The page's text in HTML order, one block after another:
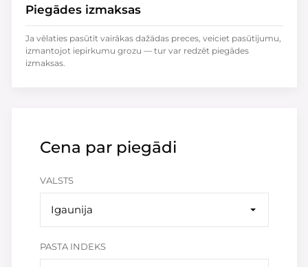
Cena par piegādi
VALSTS
Igaunija
PASTA INDEKS
Piegādes izmaksas
Ja vēlaties pasūtīt vairākas dažādas preces, veiciet pasūtījumu,
izmantojot iepirkumu grozu — tur var redzēt piegādes
izmaksas.